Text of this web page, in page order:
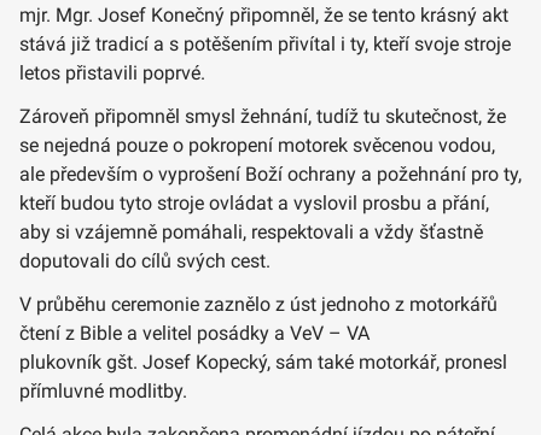
mjr. Mgr. Josef Konečný připomněl, že se tento krásný akt
stává již tradicí a s potěšením přivítal i ty, kteří svoje stroje
letos přistavili poprvé.
Zároveň připomněl smysl žehnání, tudíž tu skutečnost, že
se nejedná pouze o pokropení motorek svěcenou vodou,
ale především o vyprošení Boží ochrany a požehnání pro ty,
kteří budou tyto stroje ovládat a vyslovil prosbu a přání,
aby si vzájemně pomáhali, respektovali a vždy šťastně
doputovali do cílů svých cest.
V průběhu ceremonie zaznělo z úst jednoho z motorkářů
čtení z Bible a velitel posádky a VeV – VA
plukovník gšt. Josef Kopecký, sám také motorkář, pronesl
přímluvné modlitby.